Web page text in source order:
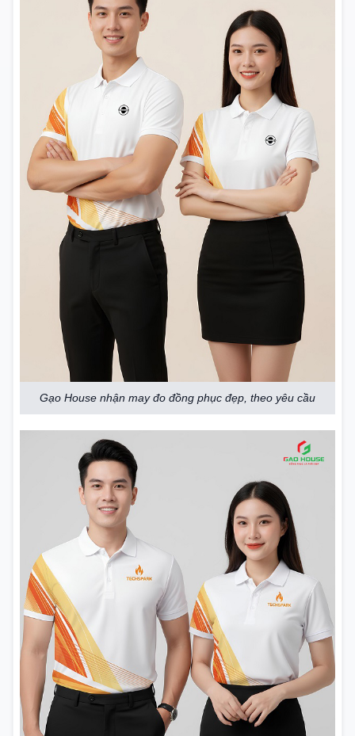
Gạo House nhận may đo đồng phục đẹp, theo yêu cầu